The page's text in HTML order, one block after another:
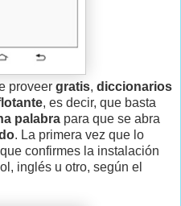
proveer gratis, diccionarios
, es decir, que basta
palabra para que se abra
. La primera vez que lo
confirmes la instalación
inglés u otro, según el